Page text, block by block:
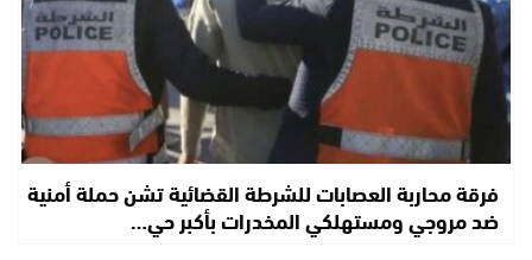
فرقة محاربة العصابات للشرطة القضائية تشن حملة أمنية
ضد مروجي ومستهلكي المخدرات بأكبر حي…